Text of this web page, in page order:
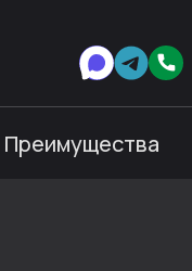
Преимущества